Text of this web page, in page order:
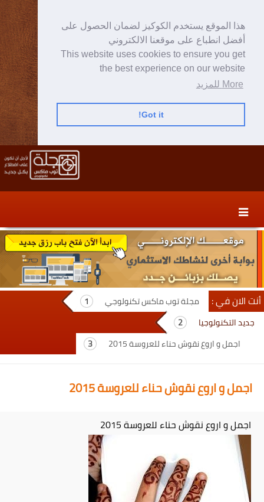
هذا الموقع يستخدم الكوكيز لضمان الحصول على
أفضل انطباع على موقعنا الالكتروني
This website uses cookies to ensure you get
the best experience on our website
More للمزيد
Got it!
content
secondary
content
أنت الان في :
مجلة توب ماكس تكنولوجي
جديد التكنولوجيا
اجمل و اروع نقوش حناء للعروسة 2015
اجمل و اروع نقوش حناء للعروسة 2015
اجمل و اروع نقوش حناء للعروسة 2015